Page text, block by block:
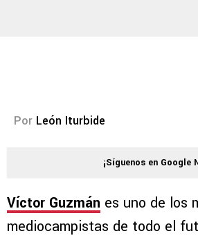
Por León Iturbide
¡Síguenos en Google
Víctor Guzmán es uno de los
mediocampistas de todo el